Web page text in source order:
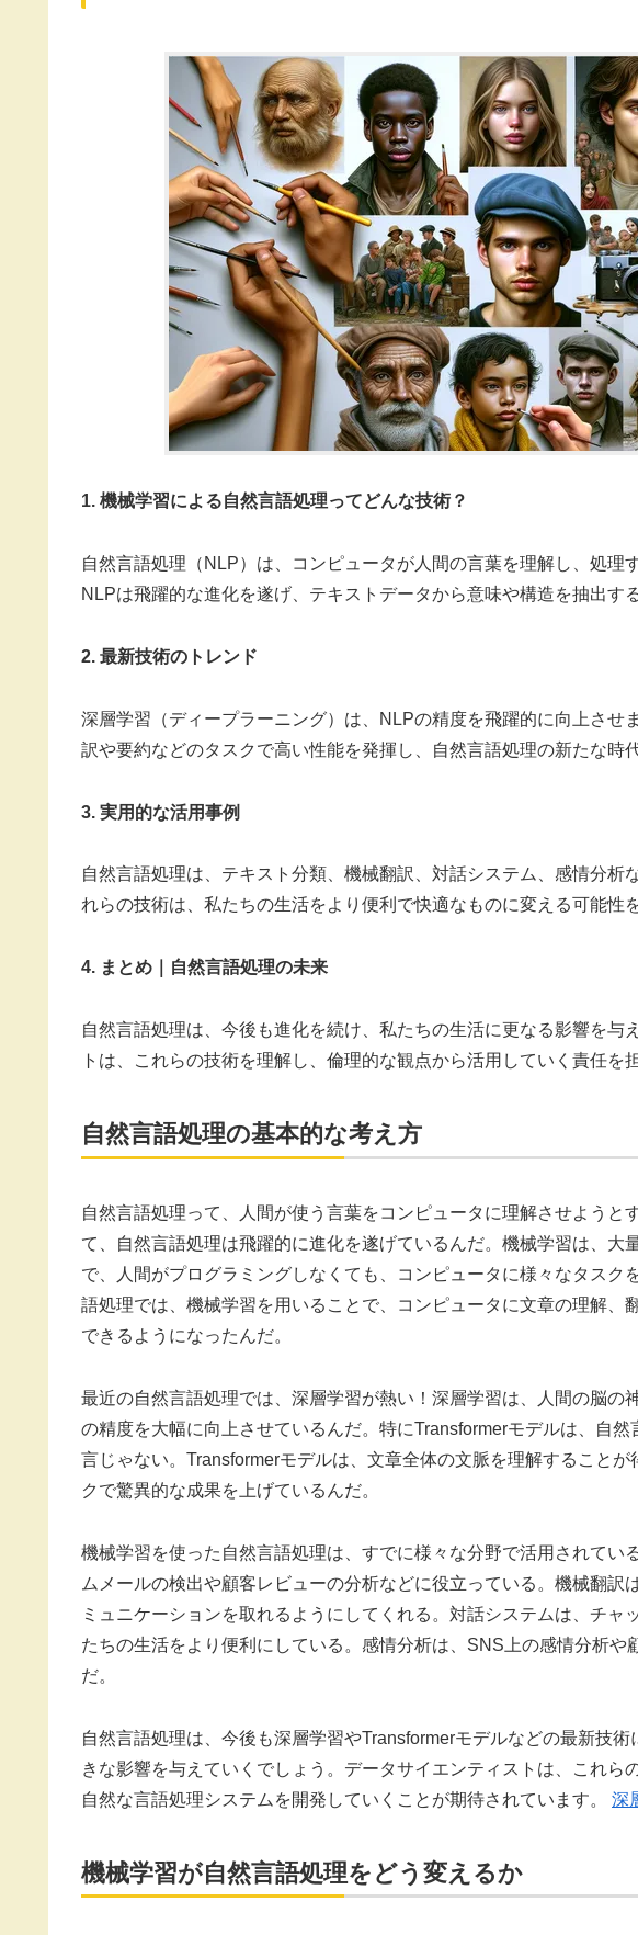
1. 機械学習による自然言語処理ってどんな技術？
自然言語処理（NLP）は、コンピュータが人間の言葉を理解し、処理
NLPは飛躍的な進化を遂げ、テキストデータから意味や構造を抽出す
2. 最新技術のトレンド
深層学習（ディープラーニング）は、NLPの精度を飛躍的に向上させ
訳や要約などのタスクで高い性能を発揮し、自然言語処理の新たな時
3. 実用的な活用事例
自然言語処理は、テキスト分類、機械翻訳、対話システム、感情分析
れらの技術は、私たちの生活をより便利で快適なものに変える可能性
4. まとめ｜自然言語処理の未来
自然言語処理は、今後も進化を続け、私たちの生活に更なる影響を与
トは、これらの技術を理解し、倫理的な観点から活用していく責任を
自然言語処理の基本的な考え方
自然言語処理って、人間が使う言葉をコンピュータに理解させようと
て、自然言語処理は飛躍的に進化を遂げているんだ。機械学習は、大
で、人間がプログラミングしなくても、コンピュータに様々なタスク
語処理では、機械学習を用いることで、コンピュータに文章の理解、
できるようになったんだ。
最近の自然言語処理では、深層学習が熱い！深層学習は、人間の脳の
の精度を大幅に向上させているんだ。特にTransformerモデルは、自
言じゃない。Transformerモデルは、文章全体の文脈を理解すること
クで驚異的な成果を上げているんだ。
機械学習を使った自然言語処理は、すでに様々な分野で活用されてい
ムメールの検出や顧客レビューの分析などに役立っている。機械翻訳
ミュニケーションを取れるようにしてくれる。対話システムは、チャ
たちの生活をより便利にしている。感情分析は、SNS上の感情分析や
だ。
自然言語処理は、今後も深層学習やTransformerモデルなどの最新技
きな影響を与えていくでしょう。データサイエンティストは、これら
自然な言語処理システムを開発していくことが期待されています。 深
機械学習が自然言語処理をどう変えるか